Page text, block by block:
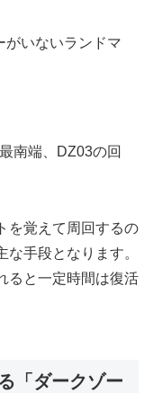
がいないランドマ
南端、DZ03の回
を覚えて周回するの
手段となります。
ると一定時間は復活
「ダークゾー